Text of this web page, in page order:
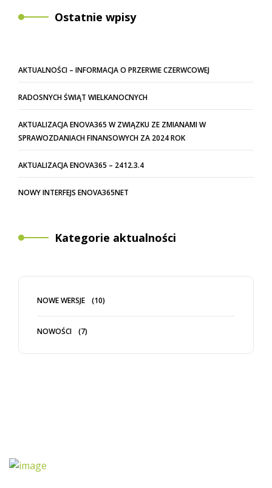
Ostatnie wpisy
AKTUALNOŚCI – INFORMACJA O PRZERWIE CZERWCOWEJ
RADOSNYCH ŚWIĄT WIELKANOCNYCH
AKTUALIZACJA ENOVA365 W ZWIĄZKU ZE ZMIANAMI W
SPRAWOZDANIACH FINANSOWYCH ZA 2024 ROK
AKTUALIZACJA ENOVA365 – 2412.3.4
NOWY INTERFEJS ENOVA365NET
Kategorie aktualności
NOWE WERSJE (10)
NOWOŚCI (7)